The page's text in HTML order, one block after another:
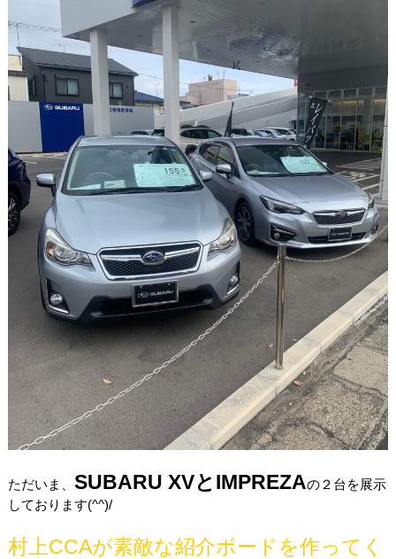
ただいま、 SUBARU XVとIMPREZAの２台を展示
しております(^^)/
村上CCAが素敵な紹介ボードを作ってく